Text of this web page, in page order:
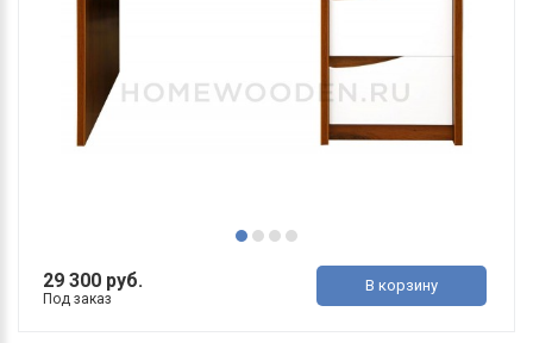
29 300 руб.
Под заказ
В корзину